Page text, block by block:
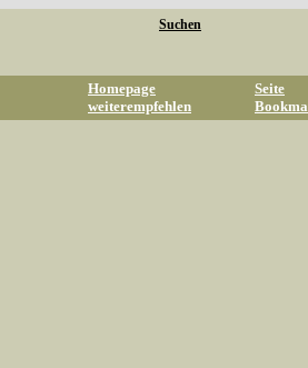
Suchen
Homepage
weiterempfehlen
Seite